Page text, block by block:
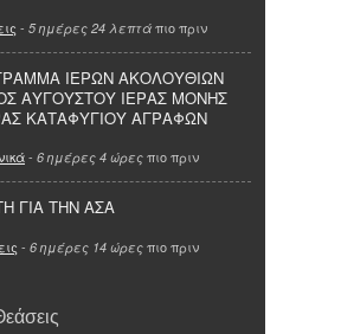
- 5 ημέρες 24 λεπτά πιο πριν
ΙΕΡΩΝ ΑΚΟΛΟΥΘΙΩΝ
ΑΥΓΟΥΣΤΟΥ ΙΕΡΑΣ ΜΟΝΗΣ
ΚΑΤΑΦΥΓΙΟΥ ΑΓΡΑΦΩΝ
- 6 ημέρες 4 ώρες πιο πριν
ΓΙΑ ΤΗΝ ΑΣΑ
- 6 ημέρες 14 ώρες πιο πριν